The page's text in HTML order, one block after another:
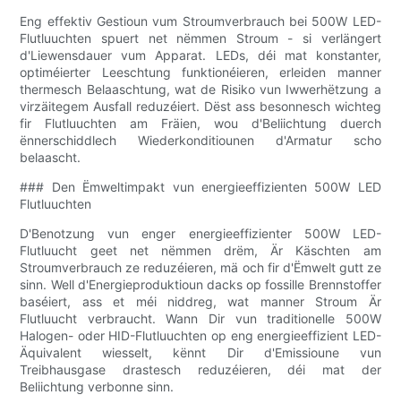
Eng effektiv Gestioun vum Stroumverbrauch bei 500W LED-
Flutluuchten spuert net nëmmen Stroum - si verlängert
d'Liewensdauer vum Apparat. LEDs, déi mat konstanter,
optiméierter Leeschtung funktionéieren, erleiden manner
thermesch Belaaschtung, wat de Risiko vun Iwwerhëtzung a
virzäitegem Ausfall reduzéiert. Dëst ass besonnesch wichteg
fir Flutluuchten am Fräien, wou d'Beliichtung duerch
ënnerschiddlech Wiederkonditiounen d'Armatur scho
belaascht.
### Den Ëmweltimpakt vun energieeffizienten 500W LED
Flutluuchten
D'Benotzung vun enger energieeffizienter 500W LED-
Flutluucht geet net nëmmen drëm, Är Käschten am
Stroumverbrauch ze reduzéieren, mä och fir d'Ëmwelt gutt ze
sinn. Well d'Energieproduktioun dacks op fossille Brennstoffer
baséiert, ass et méi niddreg, wat manner Stroum Är
Flutluucht verbraucht. Wann Dir vun traditionelle 500W
Halogen- oder HID-Flutluuchten op eng energieeffizient LED-
Äquivalent wiesselt, kënnt Dir d'Emissioune vun
Treibhausgase drastesch reduzéieren, déi mat der
Beliichtung verbonne sinn.